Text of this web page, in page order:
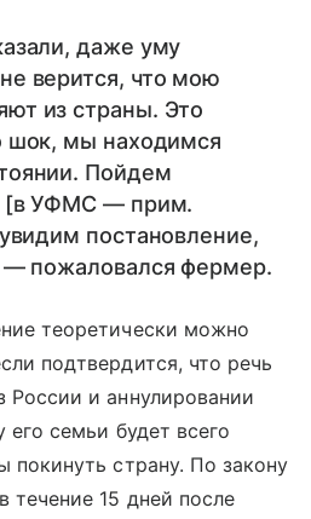
даже уму
верится, что мою
из страны. Это
шок, мы находимся
Пойдем
[в УФМС — прим.
постановление,
— пожаловался фермер.
теоретически можно
подтвердится, что речь
России и аннулировании
семьи будет всего
покинуть страну. По закону
течение 15 дней после